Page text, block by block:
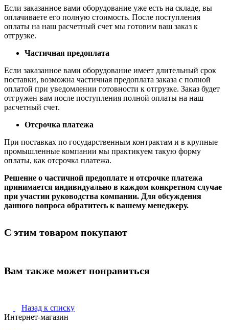
Если заказанное вами оборудование уже есть на складе, вы
оплачиваете его полную стоимость. После поступления
оплаты на наш расчетный счет мы готовим ваш заказ к
отгрузке.
Частичная предоплата
Если заказанное вами оборудование имеет длительный срок
поставки, возможна частичная предоплата заказа с полной
оплатой при уведомлении готовности к отгрузке. Заказ будет
отгружен вам после поступления полной оплаты на наш
расчетный счет.
Отсрочка платежа
При поставках по государственным контрактам и в крупные
промышленные компании мы практикуем такую форму
оплаты, как отсрочка платежа.
Решение о частичной предоплате и отсрочке платежа
принимается индивидуально в каждом конкретном случае
при участии руководства компании. Для обсуждения
данного вопроса обратитесь к вашему менеджеру.
С этим товаром покупают
Вам также может понравиться
Назад к списку
Интернет-магазин